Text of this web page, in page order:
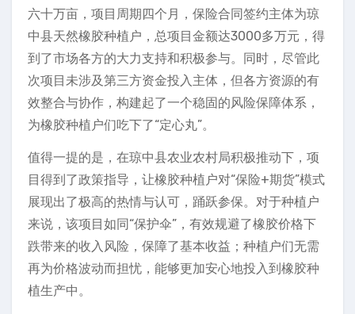
六十万亩，项目周期四个月，保险合同签约主体为琼
中县天然橡胶种植户，总项目金额达3000多万元，得
到了市场各方的大力支持和积极参与。同时，尽管此
次项目未涉及第三方资金投入主体，但各方资源的有
效整合与协作，构建起了一个稳固的风险保障体系，
为橡胶种植户们吃下了“定心丸”。
值得一提的是，在琼中县农业农村局积极推动下，项
目得到了政策指导，让橡胶种植户对“保险+期货”模式
展现出了极高的热情与认可，踊跃参保。对于种植户
来说，该项目如同“保护伞”，有效规避了橡胶价格下
跌带来的收入风险，保障了基本收益；种植户们无需
再为价格波动而担忧，能够更加安心地投入到橡胶种
植生产中。